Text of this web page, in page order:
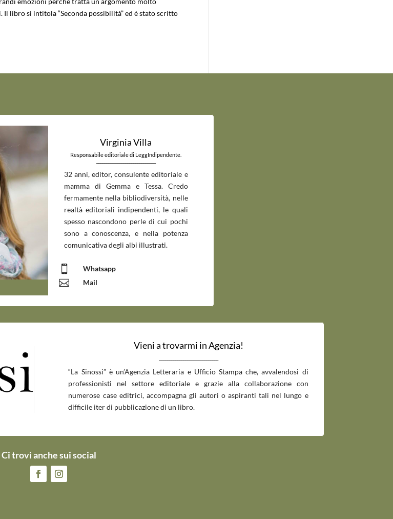
libro si intitola “Seconda possibilità” ed è stato scritto
Virginia Villa
Responsabile editoriale di LeggIndipendente.
32 anni, editor, consulente editoriale e
mamma di Gemma e Tessa. Credo
fermamente nella bibliodiversità, nelle
realtà editoriali indipendenti, le quali
spesso nascondono perle di cui pochi
sono a conoscenza, e nella potenza
comunicativa degli albi illustrati.
 Whatsapp
 Mail
Vieni a trovarmi in Agenzia!
“La Sinossi” è un’Agenzia Letteraria e Ufficio Stampa che, avvalendosi di
professionisti nel settore editoriale e grazie alla collaborazione con
numerose case editrici, accompagna gli autori o aspiranti tali nel lungo e
difficile iter di pubblicazione di un libro.
Ci trovi anche sui social